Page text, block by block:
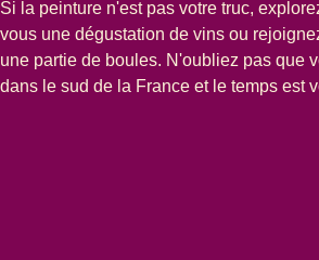
Si la peinture n'est pas votre truc,
vous une dégustation de vins ou
une partie de boules. N'oubliez pas que
dans le sud de la France et le temps est